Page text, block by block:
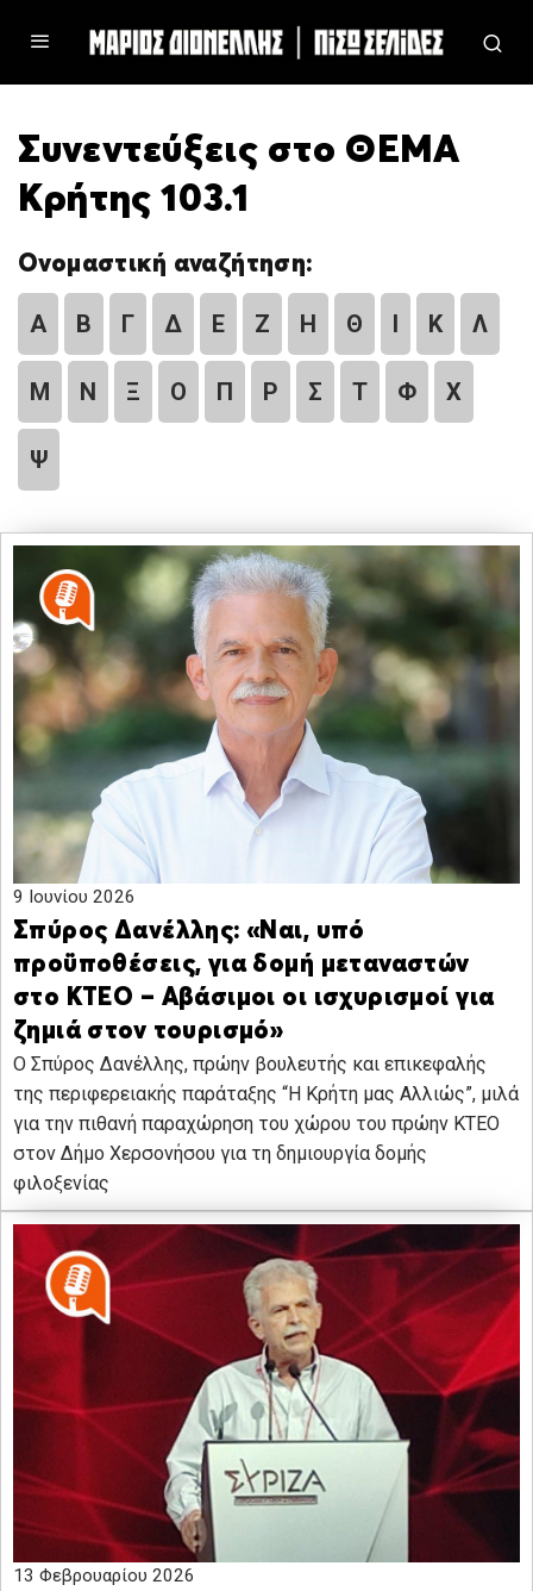
Συνεντεύξεις στο ΘΕΜΑ
Κρήτης 103.1
Ονομαστική αναζήτηση:
Α Β Γ Δ Ε Ζ Η Θ Ι Κ Λ
Μ Ν Ξ Ο Π Ρ Σ Τ Φ Χ
Ψ
9 Ιουνίου 2026
Σπύρος Δανέλλης: «Ναι, υπό
προϋποθέσεις, για δομή μεταναστών
στο ΚΤΕΟ – Αβάσιμοι οι ισχυρισμοί για
ζημιά στον τουρισμό»
Ο Σπύρος Δανέλλης, πρώην βουλευτής και επικεφαλής
της περιφερειακής παράταξης “Η Κρήτη μας Αλλιώς”, μιλά
για την πιθανή παραχώρηση του χώρου του πρώην ΚΤΕΟ
στον Δήμο Χερσονήσου για τη δημιουργία δομής
φιλοξενίας
13 Φεβρουαρίου 2026